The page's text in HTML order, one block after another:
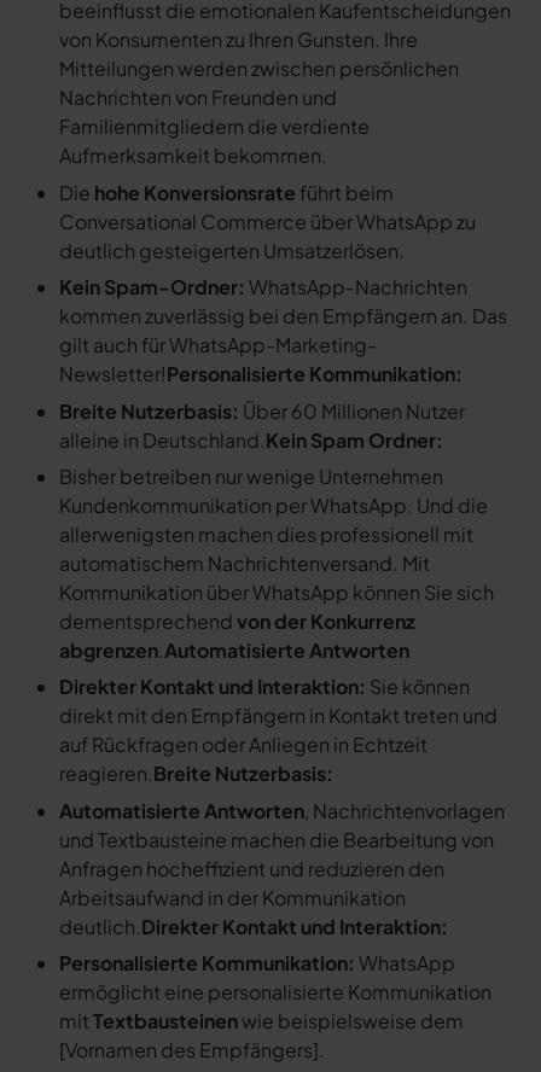
beeinflusst die emotionalen Kaufentscheidungen
von Konsumenten zu Ihren Gunsten. Ihre
Mitteilungen werden zwischen persönlichen
Nachrichten von Freunden und
Familienmitgliedern die verdiente
Aufmerksamkeit bekommen.
Die hohe Konversionsrate führt beim
Conversational Commerce über WhatsApp zu
deutlich gesteigerten Umsatzerlösen.
Kein Spam-Ordner: WhatsApp-Nachrichten
kommen zuverlässig bei den Empfängern an. Das
gilt auch für WhatsApp-Marketing-
Newsletter!Personalisierte Kommunikation:
Breite Nutzerbasis: Über 60 Millionen Nutzer
alleine in Deutschland.Kein Spam Ordner:
Bisher betreiben nur wenige Unternehmen
Kundenkommunikation per WhatsApp. Und die
allerwenigsten machen dies professionell mit
automatischem Nachrichtenversand. Mit
Kommunikation über WhatsApp können Sie sich
dementsprechendvon der Konkurrenz
abgrenzen.Automatisierte Antworten
Direkter Kontakt und Interaktion: Sie können
direkt mit den Empfängern in Kontakt treten und
auf Rückfragen oder Anliegen in Echtzeit
reagieren.Breite Nutzerbasis:
Automatisierte Antworten, Nachrichtenvorlagen
und Textbausteine machen die Bearbeitung von
Anfragen hocheffizient und reduzieren den
Arbeitsaufwand in der Kommunikation
deutlich.Direkter Kontakt und Interaktion:
Personalisierte Kommunikation: WhatsApp
ermöglicht eine personalisierte Kommunikation
mitTextbausteinenwie beispielsweise dem
[Vornamen des Empfängers].